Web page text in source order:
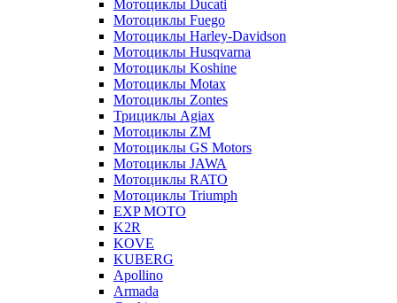
Мотоциклы Ducati
Мотоциклы Fuego
Мотоциклы Harley-Davidson
Мотоциклы Husqvarna
Мотоциклы Koshine
Мотоциклы Motax
Мотоциклы Zontes
Трициклы Agiax
Мотоциклы ZM
Мотоциклы GS Motors
Мотоциклы JAWA
Мотоциклы RATO
Мотоциклы Triumph
EXP MOTO
K2R
KOVE
KUBERG
Apollino
Armada